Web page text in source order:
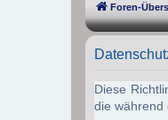
Foren-
Diese
die während